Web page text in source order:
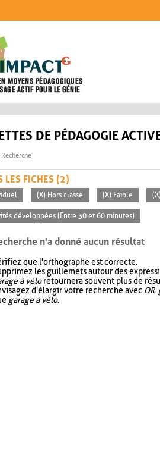
DE PÉDAGOGIE
Recherche
LES FICHES (2)
(X) Hors classe (X) Faible
développées (Entre 30 et 60 minutes)
n'a donné aucun résultat
que l'orthographe est correcte.
les guillemets autour des
à véloretournera souvent plus de
d'élargir votre recherche avec OR.
garage à vélo.